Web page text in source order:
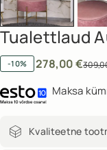
Tualettlaud
-10% 278,00€
Maksa
Kvaliteetne